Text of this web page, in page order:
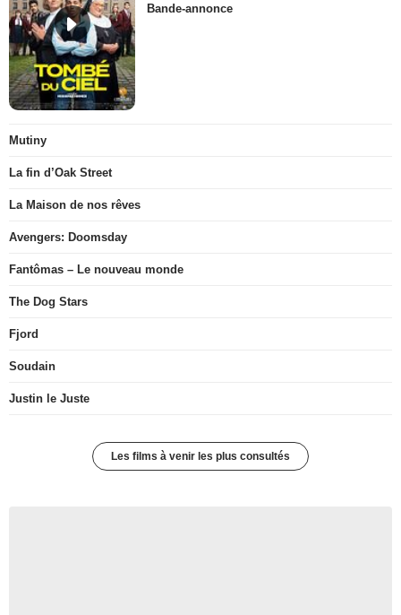
Bande-annonce
Mutiny
La fin d’Oak Street
La Maison de nos rêves
Avengers: Doomsday
Fantômas – Le nouveau monde
The Dog Stars
Fjord
Soudain
Justin le Juste
Les films à venir les plus consultés